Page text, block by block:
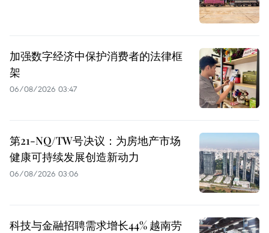
加强数字经济中保护消费者的法律框
架
06/08/2026 03:47
第21-NQ/TW号决议：为房地产市场
健康可持续发展创造新动力
06/08/2026 03:06
科技与金融招聘需求增长44% 越南劳